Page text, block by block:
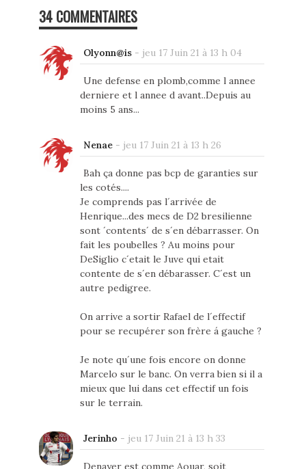
34 COMMENTAIRES
Olyonn@is- jeu 17 Juin 21 à 13 h 04
Une defense en plomb,comme l annee
derniere et l annee d avant..Depuis au
moins 5 ans...
Nenae- jeu 17 Juin 21 à 13 h 26
Bah ça donne pas bcp de garanties sur
les cotés....
Je comprends pas l´arrivée de
Henrique...des mecs de D2 bresilienne
sont ´contents´ de s´en débarrasser. On
fait les poubelles ? Au moins pour
DeSiglio c´etait le Juve qui etait
contente de s´en débarasser. C´est un
autre pedigree.
On arrive a sortir Rafael de l´effectif
pour se recupérer son frère á gauche ?
Je note qu´une fois encore on donne
Marcelo sur le banc. On verra bien si il a
mieux que lui dans cet effectif un fois
sur le terrain.
Jerinho - jeu 17 Juin 21 à 13 h 33
Denayer est comme Aouar, soit